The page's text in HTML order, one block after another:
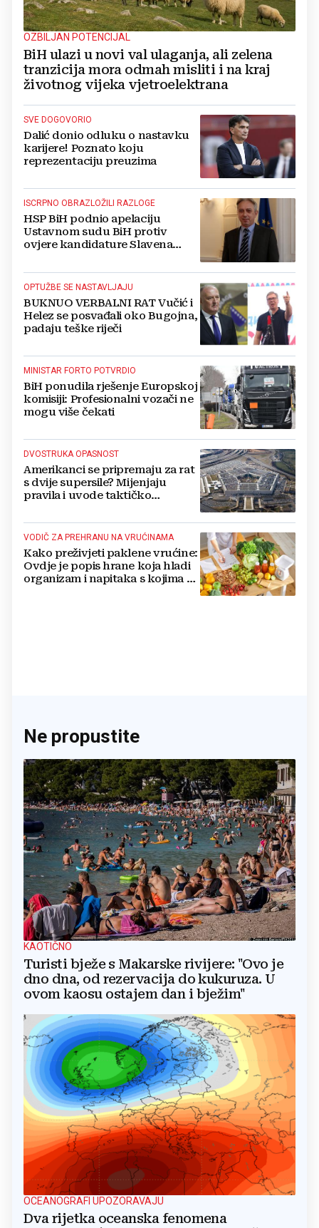
OZBILJAN POTENCIJAL
BiH ulazi u novi val ulaganja, ali zelena
tranzicija mora odmah misliti i na kraj
životnog vijeka vjetroelektrana
SVE DOGOVORIO
Dalić donio odluku o nastavku
karijere! Poznato koju
reprezentaciju preuzima
ISCRPNO OBRAZLOŽILI RAZLOGE
HSP BiH podnio apelaciju
Ustavnom sudu BiH protiv
ovjere kandidature Slavena
OPTUŽBE SE NASTAVLJAJU
BUKNUO VERBALNI RAT Vučić i
Helez se posvađali oko Bugojna,
padaju teške riječi
MINISTAR FORTO POTVRDIO
BiH ponudila rješenje Europskoj
komisiji: Profesionalni vozači ne
mogu više čekati
DVOSTRUKA OPASNOST
Amerikanci se pripremaju za rat
s dvije supersile? Mijenjaju
pravila i uvode taktičko
VODIČ ZA PREHRANU NA VRUĆINAMA
Kako preživjeti paklene vrućine:
Ovdje je popis hrane koja hladi
organizam i napitaka s kojima si
Ne propustite
KAOTIČNO
Turisti bježe s Makarske rivijere: "Ovo je
dno dna, od rezervacija do kukuruza. U
ovom kaosu ostajem dan i bježim"
OCEANOGRAFI UPOZORAVAJU
Dva rijetka oceanska fenomena